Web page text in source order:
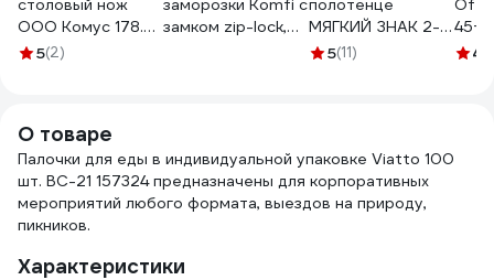
столовый нож
ООО Комус 178.5
мм, черный, ПП,
5(2)
заморозки Komfi с
замком zip-lock,
полотенце
МЯГКИЙ ЗНАК 2-
сл 1 рул/уп mr.big
5(11)
мкм4.9
О товаре
Палочки для еды в индивидуальной упаковке Viatto 100
шт. BC-21 157324 предназначены для корпоративных
мероприятий любого формата, выездов на природу,
пикников.
Характеристики